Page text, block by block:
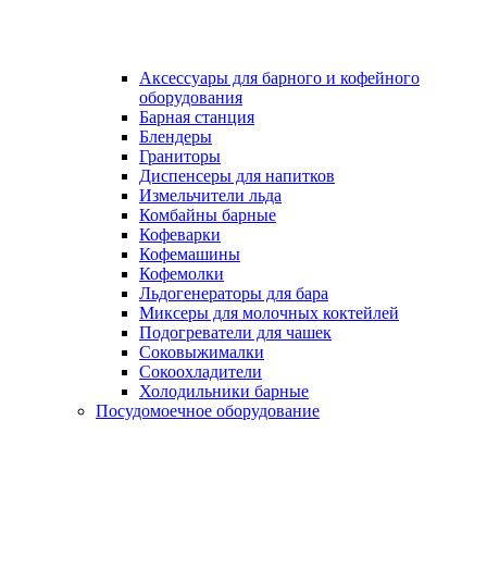
Аксессуары для барного и кофейного
оборудования
Барная станция
Блендеры
Граниторы
Диспенсеры для напитков
Измельчители льда
Комбайны барные
Кофеварки
Кофемашины
Кофемолки
Льдогенераторы для бара
Миксеры для молочных коктейлей
Подогреватели для чашек
Соковыжималки
Сокоохладители
Холодильники барные
Посудомоечное оборудование